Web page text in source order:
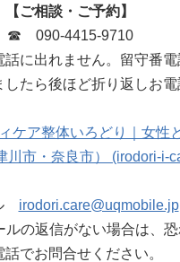
【ご相談・ご予約】
☎ 090-4415-9710
話に出れません。留守番電
たら後ほど折り返しお電
ケア整体いろどり｜女性
川市・奈良市） (irodori-i-
irodori.care@uqmobile.jp
ルの返信がない場合は、
話でお問合せください。